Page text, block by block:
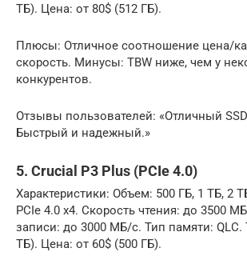
ТБ). Цена: от 80$ (512 ГБ).
Плюсы: Отличное соотношение цена/
скорость. Минусы: TBW ниже, чем у
конкурентов.
Отзывы пользователей: «Отличный
Быстрый и надежный.»
5. Crucial P3 Plus (PCIe 4.0)
Характеристики: Объем: 500 ГБ, 1 ТБ, 2
PCIe 4.0 x4. Скорость чтения: до 3500
записи: до 3000 МБ/с. Тип памяти: QLC.
ТБ). Цена: от 60$ (500 ГБ).